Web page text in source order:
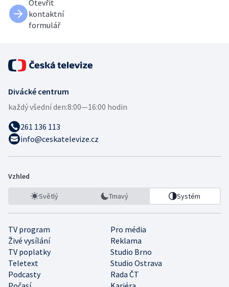
Otevřít
kontaktní
formulář
Divácké centrum
každý všední den:8:00—16:00 hodin
261 136 113
info@ceskatelevize.cz
Vzhled
Světlý Tmavý Systém
TV program
Pro média
Živé vysílání
Reklama
TV poplatky
Studio Brno
Teletext
Studio Ostrava
Podcasty
Rada ČT